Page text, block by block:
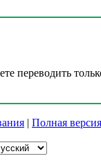
переводить
| Полная версия